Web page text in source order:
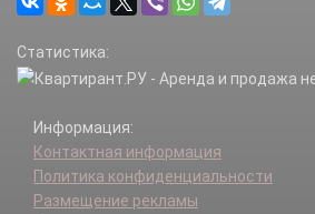
Статистика:
Информация:
Контактная информация
Политика конфиденциальности
Размещение рекламы